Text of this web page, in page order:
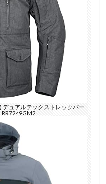
デュアルテックストレックパー
RR7249GM2